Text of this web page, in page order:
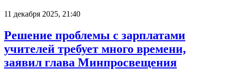
11 декабря 2025, 21:40
Решение проблемы с зарплатами
учителей требует много времени,
заявил глава Минпросвещения